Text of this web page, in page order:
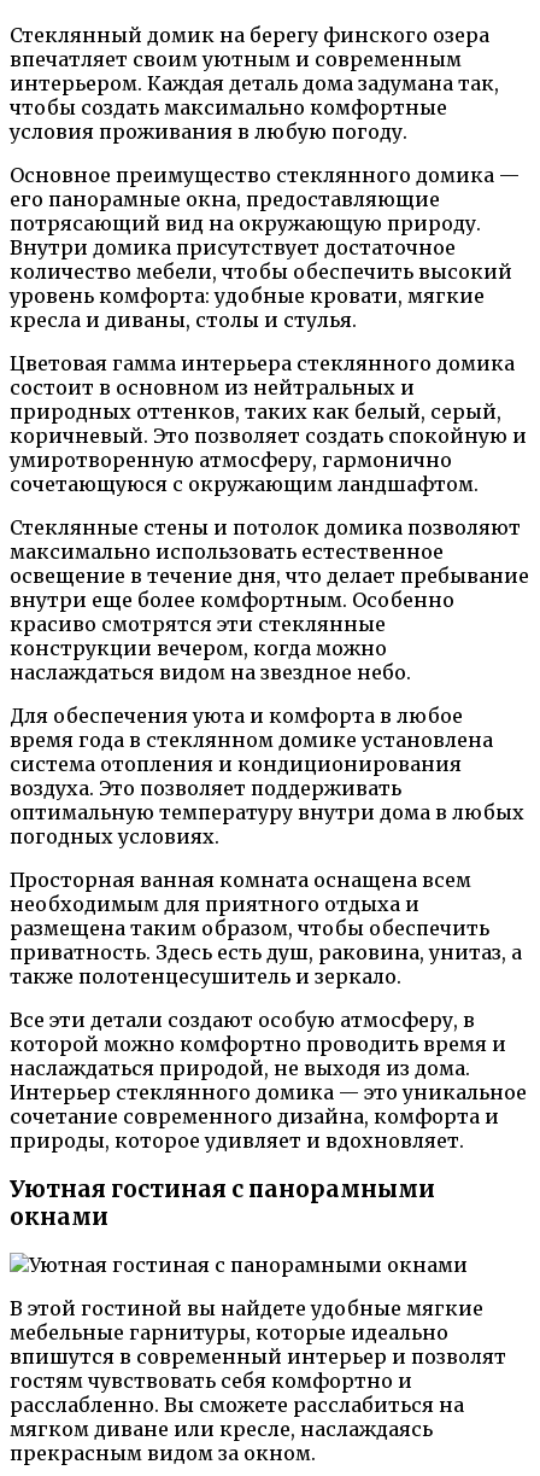
Стеклянный домик на берегу финского озера
впечатляет своим уютным и современным
интерьером. Каждая деталь дома задумана так,
чтобы создать максимально комфортные
условия проживания в любую погоду.
Основное преимущество стеклянного домика —
его панорамные окна, предоставляющие
потрясающий вид на окружающую природу.
Внутри домика присутствует достаточное
количество мебели, чтобы обеспечить высокий
уровень комфорта: удобные кровати, мягкие
кресла и диваны, столы и стулья.
Цветовая гамма интерьера стеклянного домика
состоит в основном из нейтральных и
природных оттенков, таких как белый, серый,
коричневый. Это позволяет создать спокойную и
умиротворенную атмосферу, гармонично
сочетающуюся с окружающим ландшафтом.
Стеклянные стены и потолок домика позволяют
максимально использовать естественное
освещение в течение дня, что делает пребывание
внутри еще более комфортным. Особенно
красиво смотрятся эти стеклянные
конструкции вечером, когда можно
наслаждаться видом на звездное небо.
Для обеспечения уюта и комфорта в любое
время года в стеклянном домике установлена
система отопления и кондиционирования
воздуха. Это позволяет поддерживать
оптимальную температуру внутри дома в любых
погодных условиях.
Просторная ванная комната оснащена всем
необходимым для приятного отдыха и
размещена таким образом, чтобы обеспечить
приватность. Здесь есть душ, раковина, унитаз, а
также полотенцесушитель и зеркало.
Все эти детали создают особую атмосферу, в
которой можно комфортно проводить время и
наслаждаться природой, не выходя из дома.
Интерьер стеклянного домика — это уникальное
сочетание современного дизайна, комфорта и
природы, которое удивляет и вдохновляет.
Уютная гостиная с панорамными
окнами
В этой гостиной вы найдете удобные мягкие
мебельные гарнитуры, которые идеально
впишутся в современный интерьер и позволят
гостям чувствовать себя комфортно и
расслабленно. Вы сможете расслабиться на
мягком диване или кресле, наслаждаясь
прекрасным видом за окном.